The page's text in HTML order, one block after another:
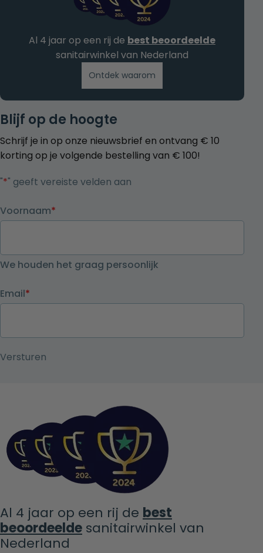
Blijf op de hoogte
Schrijf je in op onze nieuwsbrief en ontvang € 10
korting op je volgende bestelling van € 100!
"*" geeft vereiste velden aan
Voornaam*
We houden het graag persoonlijk
Email*
Al 4 jaar op een rij de best beoordeelde
sanitairwinkel van Nederland
Ontdek waarom
Al 4 jaar op een rij de best
beoordeelde sanitairwinkel van
Nederland